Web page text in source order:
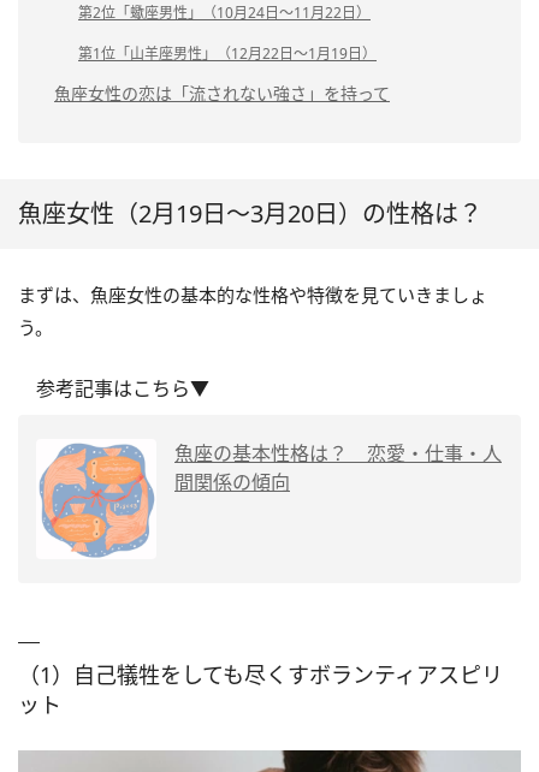
第2位「蠍座男性」（10月24日～11月22日）
第1位「山羊座男性」（12月22日～1月19日）
魚座女性の恋は「流されない強さ」を持って
魚座女性（2月19日～3月20日）の性格は？
まずは、魚座女性の基本的な性格や特徴を見ていきましょ
う。
参考記事はこちら▼
魚座の基本性格は？ 恋愛・仕事・人
間関係の傾向
（1）自己犠牲をしても尽くすボランティアスピリ
ット